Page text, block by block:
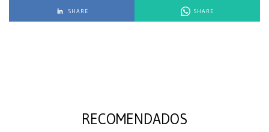
SHARE SHARE
RECOMENDADOS